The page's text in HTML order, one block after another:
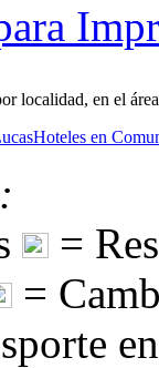
localidad, en el
Hoteles en
=
=